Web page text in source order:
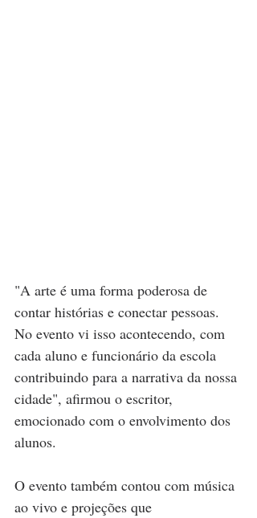
"A arte é uma forma poderosa de
contar histórias e conectar pessoas.
No evento vi isso acontecendo, com
cada aluno e funcionário da escola
contribuindo para a narrativa da nossa
cidade", afirmou o escritor,
emocionado com o envolvimento dos
alunos.
O evento também contou com música
ao vivo e projeções que